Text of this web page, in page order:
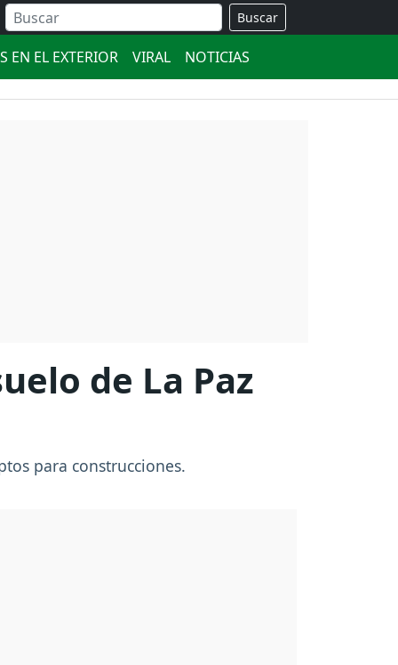
Buscar
EN EL EXTERIOR VIRAL NOTICIAS
de La Paz
para construcciones.